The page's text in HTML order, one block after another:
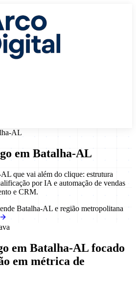
-AL
em Batalha-AL
que vai além do clique: estrutura
por IA e automação de vendas
e CRM.
Batalha-AL e região metropolitana
em Batalha-AL focado
em métrica de